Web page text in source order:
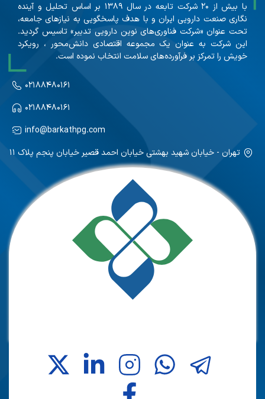
با بیش از ۲۰ شرکت تابعه در سال ۱۳۸۹ بر اساس تحلیل و آینده
نگاری صنعت دارویی ایران و با هدف پاسخگویی به نیازهای جامعه،
تحت عنوان «شرکت فناوری‌های نوین دارویی تدبیر» تاسیس گردید.
این شرکت به عنوان یک مجموعه اقتصادی دانش‌محور ، رویکرد
خویش را تمرکز بر فرآورده‌های سلامت انتخاب نموده است.
۰۲۱۸۸۴۸۰۱۶۱
۰۲۱۸۸۴۸۰۱۶۱
info@barkathpg.com
تهران - خیابان شهید بهشتی خیابان احمد قصیر خیابان پنجم پلاک ۱۱